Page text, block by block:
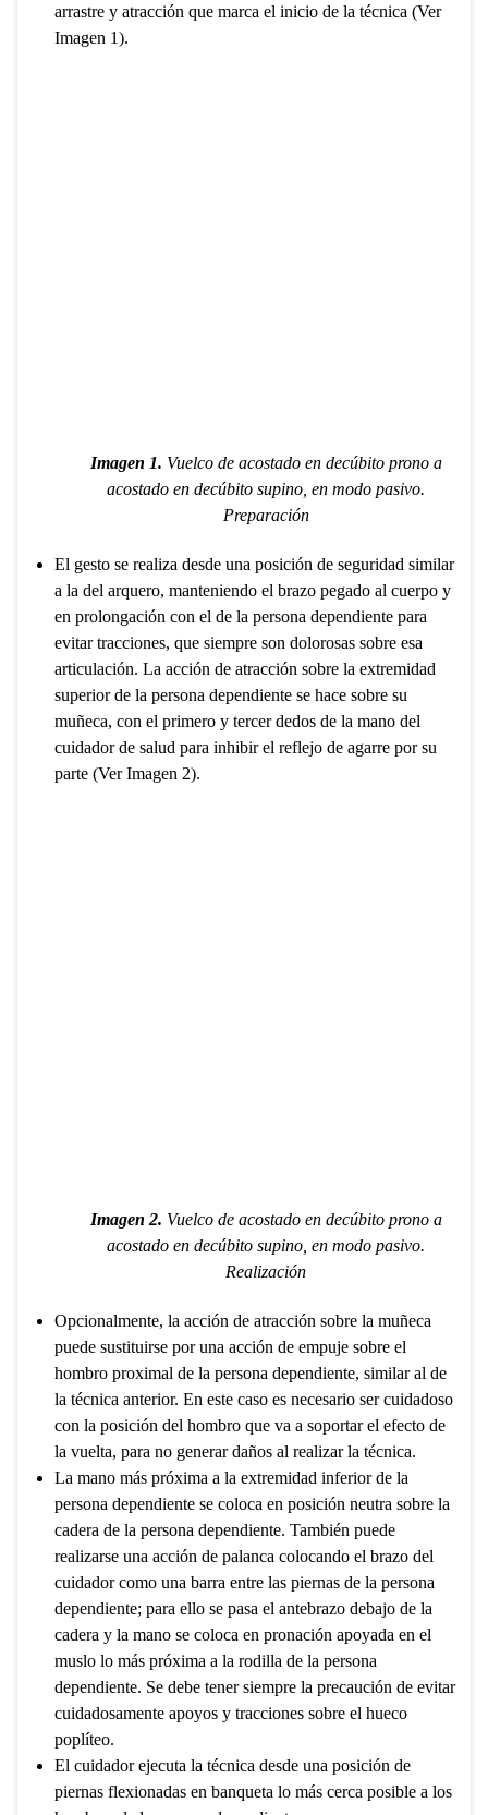
arrastre y atracción que marca el inicio de la técnica (Ver
Imagen 1).
Imagen 1. Vuelco de acostado en decúbito prono a
acostado en decúbito supino, en modo pasivo.
Preparación
El gesto se realiza desde una posición de seguridad similar
a la del arquero, manteniendo el brazo pegado al cuerpo y
en prolongación con el de la persona dependiente para
evitar tracciones, que siempre son dolorosas sobre esa
articulación. La acción de atracción sobre la extremidad
superior de la persona dependiente se hace sobre su
muñeca, con el primero y tercer dedos de la mano del
cuidador de salud para inhibir el reflejo de agarre por su
parte (Ver Imagen 2).
Imagen 2. Vuelco de acostado en decúbito prono a
acostado en decúbito supino, en modo pasivo.
Realización
Opcionalmente, la acción de atracción sobre la muñeca
puede sustituirse por una acción de empuje sobre el
hombro proximal de la persona dependiente, similar al de
la técnica anterior. En este caso es necesario ser cuidadoso
con la posición del hombro que va a soportar el efecto de
la vuelta, para no generar daños al realizar la técnica.
La mano más próxima a la extremidad inferior de la
persona dependiente se coloca en posición neutra sobre la
cadera de la persona dependiente. También puede
realizarse una acción de palanca colocando el brazo del
cuidador como una barra entre las piernas de la persona
dependiente; para ello se pasa el antebrazo debajo de la
cadera y la mano se coloca en pronación apoyada en el
muslo lo más próxima a la rodilla de la persona
dependiente. Se debe tener siempre la precaución de evitar
cuidadosamente apoyos y tracciones sobre el hueco
poplíteo.
El cuidador ejecuta la técnica desde una posición de
piernas flexionadas en banqueta lo más cerca posible a los